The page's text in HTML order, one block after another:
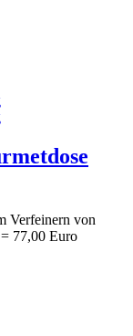
Verfeinern von
77,00 Euro